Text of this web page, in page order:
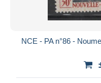
NCE - PA n°86 -